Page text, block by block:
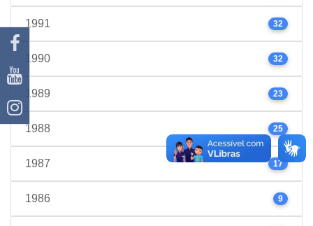
1991 32
1990 32
1989 23
1988 25
1987 17
1986 9